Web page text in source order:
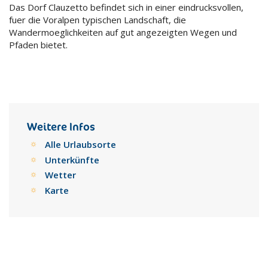
Das Dorf Clauzetto befindet sich in einer eindrucksvollen,
fuer die Voralpen typischen Landschaft, die
Wandermoeglichkeiten auf gut angezeigten Wegen und
Pfaden bietet.
Weitere Infos
Alle Urlaubsorte
Unterkünfte
Wetter
Karte